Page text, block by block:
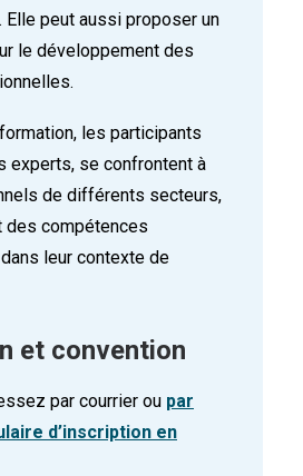
Elle peut aussi proposer un
le développement des
les participants
experts, se confrontent à
de différents secteurs,
des compétences
leur contexte de
et convention
par courrier ou par
d’inscription en